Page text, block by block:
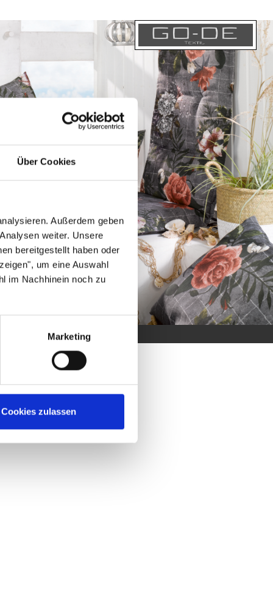
Über Cookies
Außerdem geben
weiter. Unsere
bereitgestellt haben oder
um eine Auswahl
im Nachhinein noch zu
Marketing
Cookies zulassen